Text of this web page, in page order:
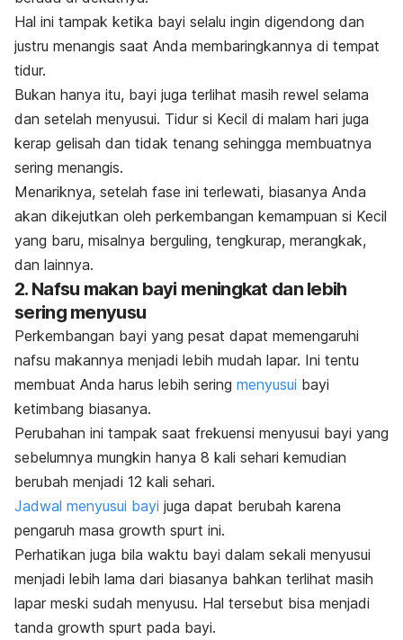
Hal ini tampak ketika bayi selalu ingin digendong dan
justru menangis saat Anda membaringkannya di tempat
tidur.
Bukan hanya itu, bayi juga terlihat masih rewel selama
dan setelah menyusui. Tidur si Kecil di malam hari juga
kerap gelisah dan tidak tenang sehingga membuatnya
sering menangis.
Menariknya, setelah fase ini terlewati, biasanya Anda
akan dikejutkan oleh perkembangan kemampuan si Kecil
yang baru, misalnya berguling, tengkurap, merangkak,
dan lainnya.
2. Nafsu makan bayi meningkat dan lebih
sering menyusu
Perkembangan bayi yang pesat dapat memengaruhi
nafsu makannya menjadi lebih mudah lapar. Ini tentu
membuat Anda harus lebih sering menyusui bayi
ketimbang biasanya.
Perubahan ini tampak saat frekuensi menyusui bayi yang
sebelumnya mungkin hanya 8 kali sehari kemudian
berubah menjadi 12 kali sehari.
Jadwal menyusui bayi juga dapat berubah karena
pengaruh masa growth spurt ini.
Perhatikan juga bila waktu bayi dalam sekali menyusui
menjadi lebih lama dari biasanya bahkan terlihat masih
lapar meski sudah menyusu. Hal tersebut bisa menjadi
tanda growth spurt pada bayi.